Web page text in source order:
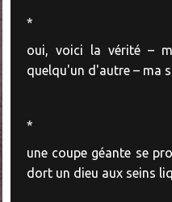
*
oui, voici la vérité –
quelqu'un d'autre – ma
*
une coupe géante se
dort un dieu aux seins